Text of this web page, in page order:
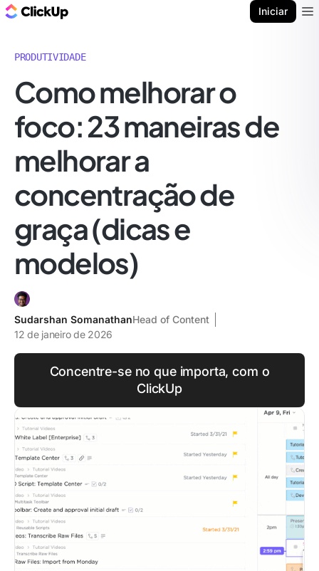
Iniciar
PRODUTIVIDADE
Como melhorar o
foco: 23 maneiras de
melhorar a
concentração de
graça (dicas e
modelos)
Sudarshan SomanathanHead of Content
12 de janeiro de 2026
Concentre-se no que importa, com o
ClickUp